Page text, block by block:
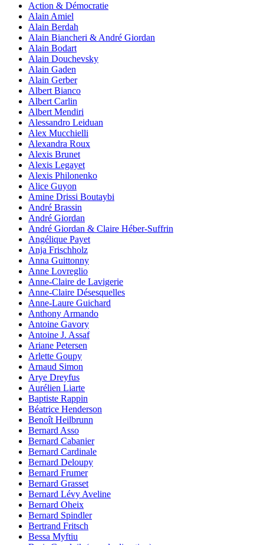
Action & Démocratie
Alain Amiel
Alain Berdah
Alain Biancheri & André Giordan
Alain Bodart
Alain Douchevsky
Alain Gaden
Alain Gerber
Albert Bianco
Albert Carlin
Albert Mendiri
Alessandro Leiduan
Alex Mucchielli
Alexandra Roux
Alexis Brunet
Alexis Legayet
Alexis Philonenko
Alice Guyon
Amine Drissi Boutaybi
André Brassin
André Giordan
André Giordan & Claire Héber-Suffrin
Angélique Payet
Anja Frischholz
Anna Guittonny
Anne Lovreglio
Anne-Claire de Lavigerie
Anne-Claire Désesquelles
Anne-Laure Guichard
Anthony Armando
Antoine Gavory
Antoine J. Assaf
Ariane Petersen
Arlette Goupy
Arnaud Simon
Arye Dreyfus
Aurélien Liarte
Baptiste Rappin
Béatrice Henderson
Benoît Heilbrunn
Bernard Asso
Bernard Cabanier
Bernard Cardinale
Bernard Deloupy
Bernard Frumer
Bernard Grasset
Bernard Lévy Aveline
Bernard Oheix
Bernard Spindler
Bertrand Fritsch
Bessa Myftiu